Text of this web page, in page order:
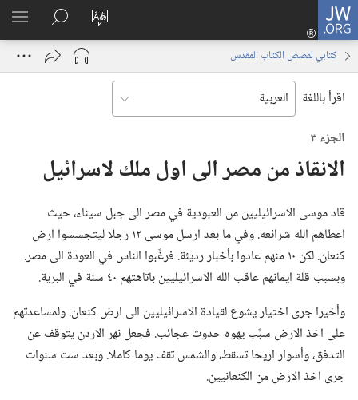
JW.ORG
تغيير
لغة
الموقع
تسجيل
الدخول
نافذة
البحث
في
JW.‎ORG
كتابي لقصص الكتاب المقدس
اقرأ باللغة
الجزء ٣
الانقاذ من مصر الى اول ملك لاسرائيل
قاد موسى الاسرائيليين من العبودية في مصر الى جبل سيناء،‏ حيث
اعطاهم الله شرائعه.‏ وفي ما بعد ارسل موسى ١٢ رجلا ليتجسسوا ارض
كنعان.‏ لكن ١٠ منهم عادوا بأخبار رديئة.‏ فرغَّبوا الناس في العودة الى مصر.‏
وبسبب قلة ايمانهم عاقب الله الاسرائيليين باتاهتهم ٤٠ سنة في البرية.‏
وأخيرا جرى اختيار يشوع لقيادة الاسرائيليين الى ارض كنعان.‏ ولمساعدتهم
على اخذ الارض سبَّب يهوه حدوث عجائب.‏ فجعل نهر الاردن يتوقف عن
التدفق،‏ وأسوار اريحا تسقط،‏ والشمس تقف يوما كاملا.‏ وبعد ست سنوات
جرى اخذ الارض من الكنعانيين.‏